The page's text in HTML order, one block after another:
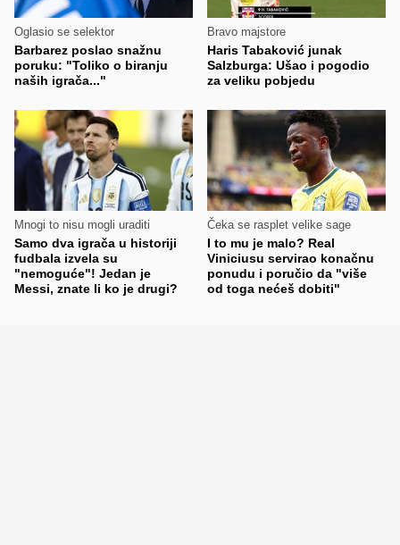
Oglasio se selektor
Barbarez poslao snažnu
poruku: "Toliko o biranju
naših igrača..."
Bravo majstore
Haris Tabaković junak
Salzburga: Ušao i pogodio
za veliku pobjedu
Mnogi to nisu mogli uraditi
Samo dva igrača u historiji
fudbala izvela su
"nemoguće"! Jedan je
Messi, znate li ko je drugi?
Čeka se rasplet velike sage
I to mu je malo? Real
Viniciusu servirao konačnu
ponudu i poručio da "više
od toga nećeš dobiti"